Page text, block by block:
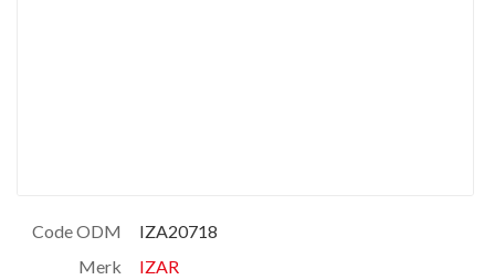
Code ODM
IZA20718
Merk
IZAR